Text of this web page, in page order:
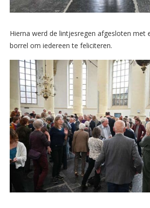
Hierna werd de lintjesregen afgesloten met
borrel om iedereen te feliciteren.